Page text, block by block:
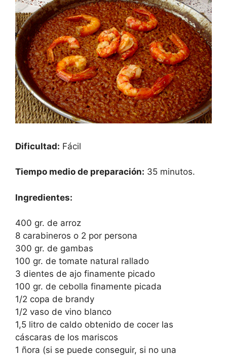
Dificultad: Fácil
Tiempo medio de preparación: 35 minutos.
Ingredientes:
400 gr. de arroz
8 carabineros o 2 por persona
300 gr. de gambas
100 gr. de tomate natural rallado
3 dientes de ajo finamente picado
100 gr. de cebolla finamente picada
1/2 copa de brandy
1/2 vaso de vino blanco
1,5 litro de caldo obtenido de cocer las
cáscaras de los mariscos
1 ñora (si se puede conseguir, si no una